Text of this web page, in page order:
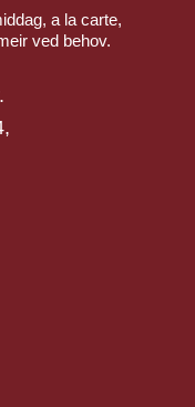
a la carte,
ved behov.